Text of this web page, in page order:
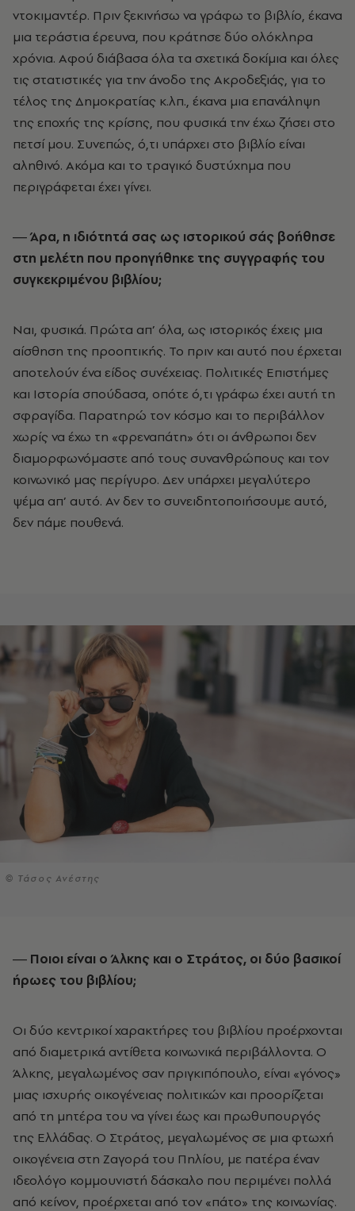
ντοκιμαντέρ. Πριν ξεκινήσω να γράφω το βιβλίο, έκανα
μια τεράστια έρευνα, που κράτησε δύο ολόκληρα
χρόνια. Αφού διάβασα όλα τα σχετικά δοκίμια και όλες
τις στατιστικές για την άνοδο της Ακροδεξιάς, για το
τέλος της Δημοκρατίας κ.λπ., έκανα μια επανάληψη
της εποχής της κρίσης, που φυσικά την έχω ζήσει στο
πετσί μου. Συνεπώς, ό,τι υπάρχει στο βιβλίο είναι
αληθινό. Ακόμα και το τραγικό δυστύχημα που
περιγράφεται έχει γίνει.
― Άρα, η ιδιότητά σας ως ιστορικού σάς βοήθησε
στη μελέτη που προηγήθηκε της συγγραφής του
συγκεκριμένου βιβλίου;
Ναι, φυσικά. Πρώτα απ’ όλα, ως ιστορικός έχεις μια
αίσθηση της προοπτικής. Το πριν και αυτό που έρχεται
αποτελούν ένα είδος συνέχειας. Πολιτικές Επιστήμες
και Ιστορία σπούδασα, οπότε ό,τι γράφω έχει αυτή τη
σφραγίδα. Παρατηρώ τον κόσμο και το περιβάλλον
χωρίς να έχω τη «φρεναπάτη» ότι οι άνθρωποι δεν
διαμορφωνόμαστε από τους συνανθρώπους και τον
κοινωνικό μας περίγυρο. Δεν υπάρχει μεγαλύτερο
ψέμα απ’ αυτό. Αν δεν το συνειδητοποιήσουμε αυτό,
δεν πάμε πουθενά.
© Τάσος Ανέστης
― Ποιοι είναι ο Άλκης και ο Στράτος, οι δύο βασικοί
ήρωες του βιβλίου;
Οι δύο κεντρικοί χαρακτήρες του βιβλίου προέρχονται
από διαμετρικά αντίθετα κοινωνικά περιβάλλοντα. Ο
Άλκης, μεγαλωμένος σαν πριγκιπόπουλο, είναι «γόνος»
μιας ισχυρής οικογένειας πολιτικών και προορίζεται
από τη μητέρα του να γίνει έως και πρωθυπουργός
της Ελλάδας. Ο Στράτος, μεγαλωμένος σε μια φτωχή
οικογένεια στη Ζαγορά του Πηλίου, με πατέρα έναν
ιδεολόγο κομμουνιστή δάσκαλο που περιμένει πολλά
από κείνον, προέρχεται από τον «πάτο» της κοινωνίας.